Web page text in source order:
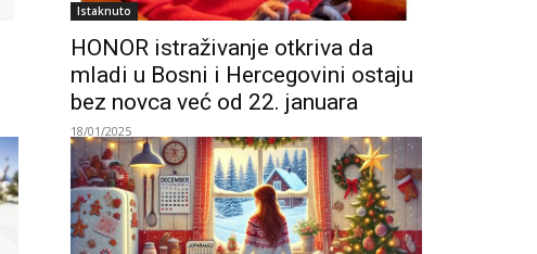
Istaknuto
HONOR istraživanje otkriva da
mladi u Bosni i Hercegovini ostaju
bez novca već od 22. januara
18/01/2025